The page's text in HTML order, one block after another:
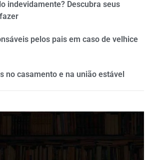
indevidamente? Descubra seus
pelos pais em caso de velhice
no casamento e na união estável